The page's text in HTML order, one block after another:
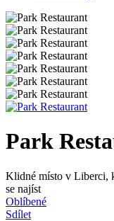
Park
Klidné místo v Liberci,
se najíst
Oblíbené
Sdílet